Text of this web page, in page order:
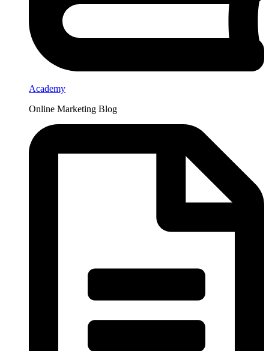
Academy
Online Marketing Blog